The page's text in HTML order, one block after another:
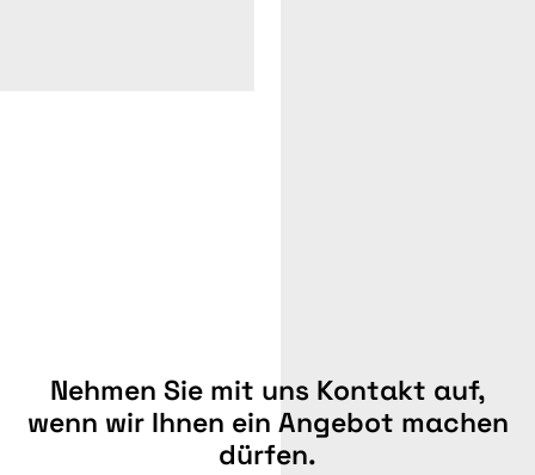
Nehmen Sie mit uns Kontakt auf,
wenn wir Ihnen ein Angebot machen
dürfen.